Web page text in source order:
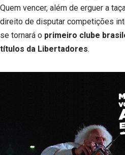
Quem vencer, além de erguer a
direito de disputar competições
se tornará o primeiro clube
títulos da Libertadores.